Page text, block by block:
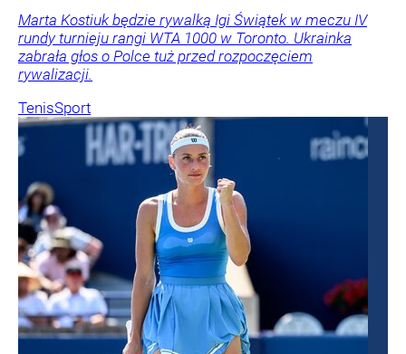
Marta Kostiuk będzie rywalką Igi Świątek w meczu IV
rundy turnieju rangi WTA 1000 w Toronto. Ukrainka
zabrała głos o Polce tuż przed rozpoczęciem
rywalizacji.
TenisSport